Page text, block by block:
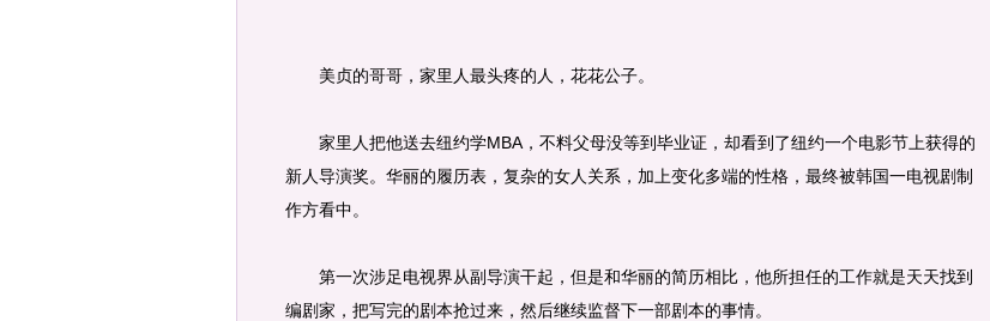
美贞的哥哥，家里人最头疼的人，花花公子。
家里人把他送去纽约学MBA，不料父母没等到毕业证，却看到了纽约一个电影节上获得的
新人导演奖。华丽的履历表，复杂的女人关系，加上变化多端的性格，最终被韩国一电视剧制
作方看中。
第一次涉足电视界从副导演干起，但是和华丽的简历相比，他所担任的工作就是天天找到
编剧家，把写完的剧本抢过来，然后继续监督下一部剧本的事情。